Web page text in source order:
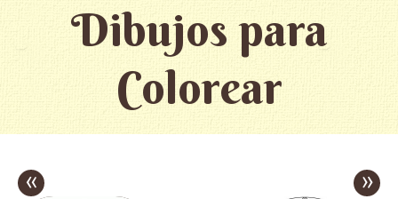
Dibujos para
Colorear
« »